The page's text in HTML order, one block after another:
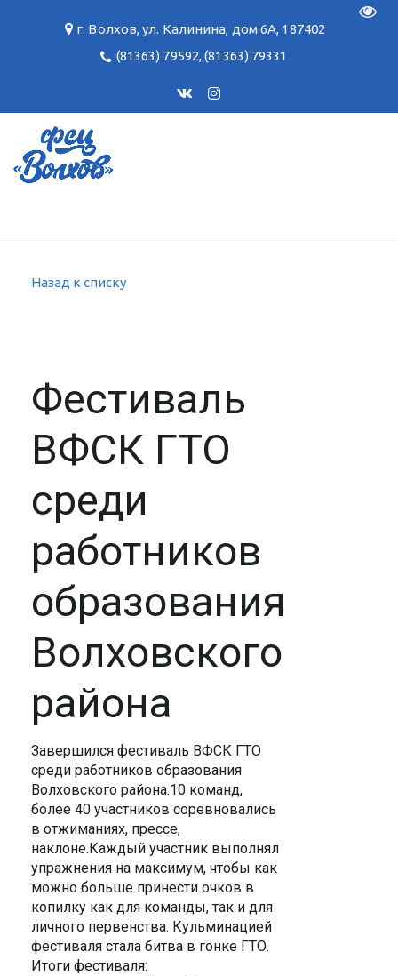
г. Волхов,ул. Калинина, дом 6А, 187402
(81363) 79592,(81363) 79331
Назад к списку
Фестиваль
ВФСК ГТО
среди
работников
образования
Волховского
района
Завершился фестиваль ВФСК ГТО
среди работников образования
Волховского района.10 команд,
более 40 участников соревновались
в отжиманиях, прессе,
наклоне.Каждый участник выполнял
упражнения на максимум, чтобы как
можно больше принести очков в
копилку как для команды, так и для
личного первенства. Кульминацией
фестиваля стала битва в гонке ГТО.
Итоги фестиваля: